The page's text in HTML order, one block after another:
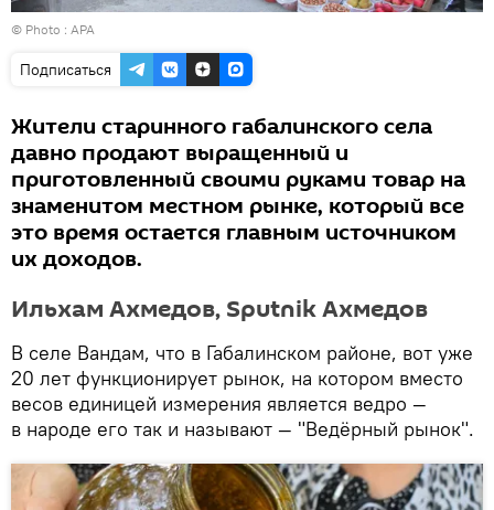
© Photo : APA
Подписаться
Жители старинного габалинского села
давно продают выращенный и
приготовленный своими руками товар на
знаменитом местном рынке, который все
это время остается главным источником
их доходов.
Ильхам Ахмедов, Sputnik Ахмедов
В селе Вандам, что в Габалинском районе, вот уже
20 лет функционирует рынок, на котором вместо
весов единицей измерения является ведро —
в народе его так и называют — "Ведёрный рынок".